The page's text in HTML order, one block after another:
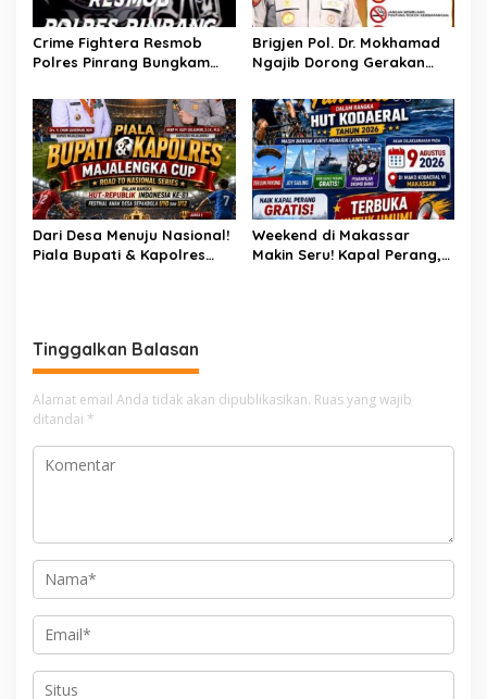
Kerja Senyap Polisi
Berbuah Pengungkapan
Kasus Menonjol
Crime Fightera Resmob
Polres Pinrang Bungkam
Pembunuhan : Apresiasi
Mengalir Untuk Tim Buser
Ipda Ahmad Haris
Brigjen Pol. Dr. Mokhamad
Ngajib Dorong Gerakan
Hutan, Jaga Kehidupan
Dari Desa Menuju Nasional!
Piala Bupati & Kapolres
Weekend di Makassar
Makin Seru! Kapal Perang,
Tinggalkan Balasan
Alamat email Anda tidak akan dipublikasikan. Ruas yang wajib
ditandai *